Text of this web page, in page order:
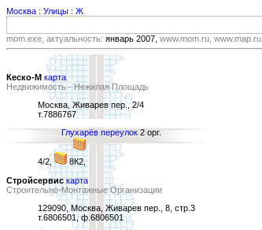
Москва : Улицы : Ж
mom.exe, актуальность: январь 2007, www.mom.ru, www.map.ru
Кеско-М карта
Недвижимость - Нежилая Площадь
Москва, Живарев пер., 2/4
т.7886767
Глухарёв переулок 2 орг.
4/2,
8К2,
Стройсервис карта
Строительно-Монтажные Организации
129090, Москва, Живарев пер., 8, стр.3
т.6806501, ф.6806501